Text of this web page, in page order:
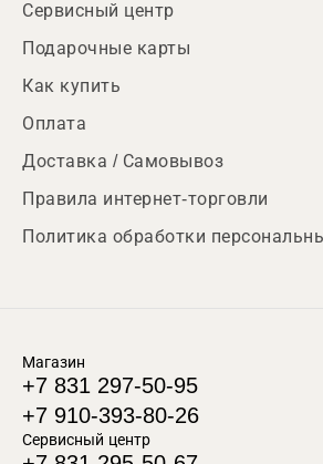
Сервисный центр
Подарочные карты
Как купить
Оплата
Доставка / Самовывоз
Правила интернет-торговли
Политика обработки
Магазин
+7 831 297-50-95
+7 910-393-80-26
Сервисный центр